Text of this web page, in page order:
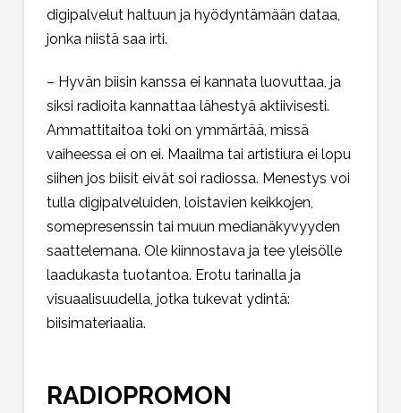
digipalvelut haltuun ja hyödyntämään dataa,
jonka niistä saa irti.
– Hyvän biisin kanssa ei kannata luovuttaa, ja
siksi radioita kannattaa lähestyä aktiivisesti.
Ammattitaitoa toki on ymmärtää, missä
vaiheessa ei on ei. Maailma tai artistiura ei lopu
siihen jos biisit eivät soi radiossa. Menestys voi
tulla digipalveluiden, loistavien keikkojen,
somepresenssin tai muun medianäkyvyyden
saattelemana. Ole kiinnostava ja tee yleisölle
laadukasta tuotantoa. Erotu tarinalla ja
visuaalisuudella, jotka tukevat ydintä:
biisimateriaalia.
RADIOPROMON